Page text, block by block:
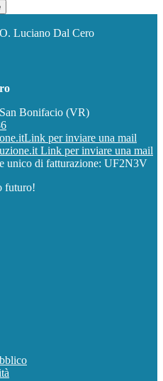
Luciano Dal Cero
Bonifacio (VR)
Link per inviare una mail
Link per inviare una mail
unico di fatturazione: UF2N3V
futuro!